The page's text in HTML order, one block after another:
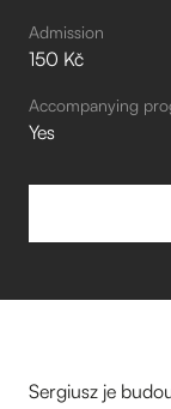
Admission
150 Kč
Accompanying
Yes
Sergiusz je